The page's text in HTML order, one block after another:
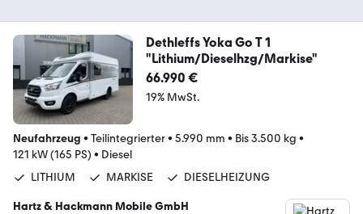
Dethleffs Yoka Go T 1
"Lithium/Dieselhzg/Markise"
66.990 €
19% MwSt.
Neufahrzeug • Teilintegrierter• 5.990 mm • Bis 3.500 kg •
121 kW (165 PS) • Diesel
LITHIUM
MARKISE DIESELHEIZUNG
Hartz & Hackmann Mobile GmbH